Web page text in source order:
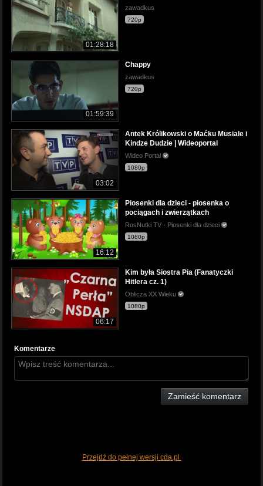
01:28:18
zawadkus
720p
01:59:39
Chappy
zawadkus
720p
03:02
Antek Królikowski o Maćku Musiale i
Kindze Dudzie | Wideoportal
Wideo Portal
1080p
16:12
Piosenki dla dzieci - piosenka o
pociągach i zwierzątkach
RosNutki TV - Piosenki dla dzieci
1080p
06:17
Kim była Siostra Pia (Fanatyczki
Hitlera cz. 1)
Oblicza XX Wieku
1080p
Komentarze
Zamieść komentarz
Przejdź do pełnej wersji cda.pl